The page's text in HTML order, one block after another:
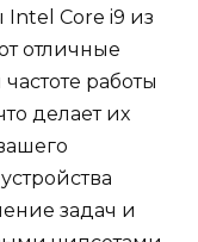
Core i9 из
отличные
работы
делает их
задач и